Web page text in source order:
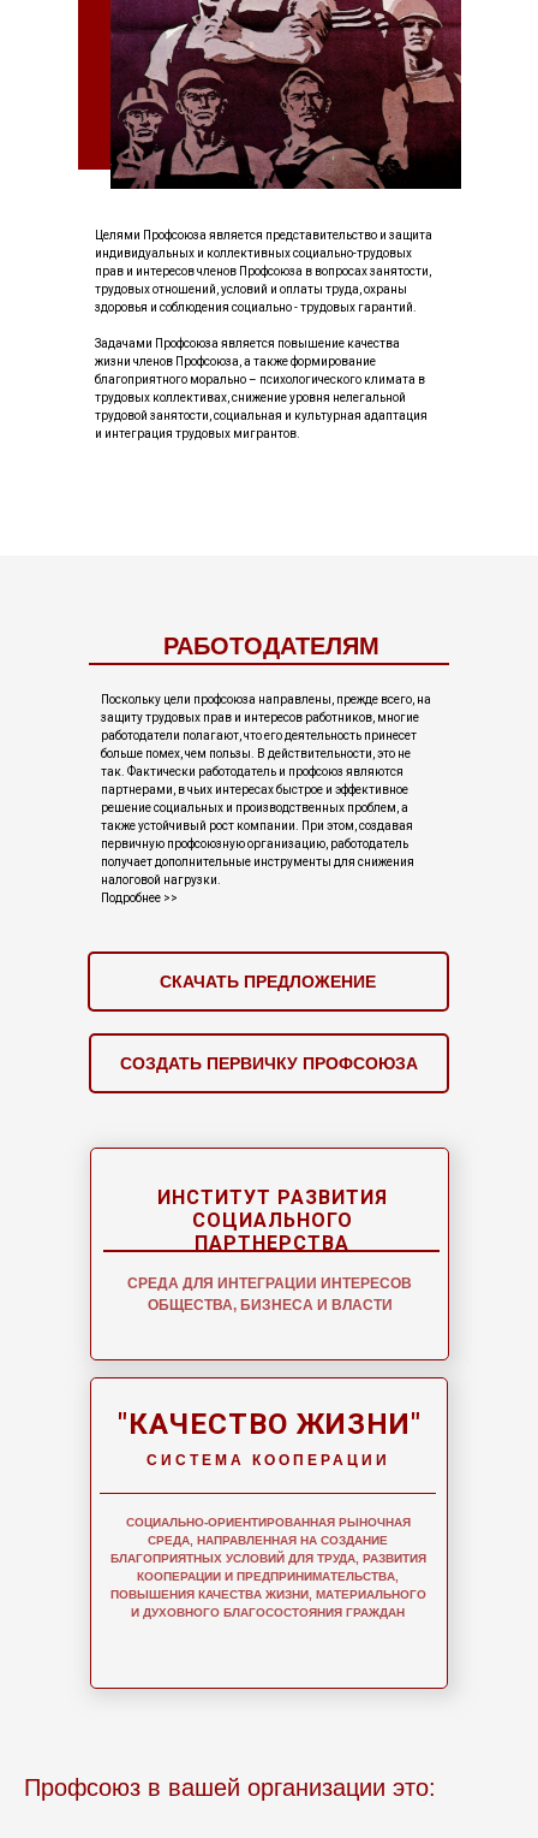
Целями Профсоюза является представительство и защита
индивидуальных и коллективных социально-трудовых
прав и интересов членов Профсоюза в вопросах занятости,
трудовых отношений, условий и оплаты труда, охраны
здоровья и соблюдения социально - трудовых гарантий.
Задачами Профсоюза является повышение качества
жизни членов Профсоюза, а также формирование
благоприятного морально – психологического климата в
трудовых коллективах, снижение уровня нелегальной
трудовой занятости, социальная и культурная адаптация
и интеграция трудовых мигрантов.
СИСТЕМА КООПЕРАЦИИ
"КАЧЕСТВО ЖИЗНИ"
СОЦИАЛЬНО-ОРИЕНТИРОВАННАЯ РЫНОЧНАЯ
СРЕДА, НАПРАВЛЕННАЯ НА СОЗДАНИЕ
БЛАГОПРИЯТНЫХ УСЛОВИЙ ДЛЯ ТРУДА, РАЗВИТИЯ
КООПЕРАЦИИ И ПРЕДПРИНИМАТЕЛЬСТВА,
ПОВЫШЕНИЯ КАЧЕСТВА ЖИЗНИ, МАТЕРИАЛЬНОГО
И ДУХОВНОГО БЛАГОСОСТОЯНИЯ ГРАЖДАН
ИНСТИТУТ РАЗВИТИЯ
СОЦИАЛЬНОГО
ПАРТНЕРСТВА
СРЕДА ДЛЯ ИНТЕГРАЦИИ ИНТЕРЕСОВ
ОБЩЕСТВА, БИЗНЕСА И ВЛАСТИ
РАБОТОДАТЕЛЯМ
Поскольку цели профсоюза направлены, прежде всего, на
защиту трудовых прав и интересов работников, многие
работодатели полагают, что его деятельность принесет
больше помех, чем пользы. В действительности, это не
так. Фактически работодатель и профсоюз являются
партнерами, в чьих интересах быстрое и эффективное
решение социальных и производственных проблем, а
также устойчивый рост компании. При этом, создавая
первичную профсоюзную организацию, работодатель
получает дополнительные инструменты для снижения
налоговой нагрузки.
Подробнее >>
СОЗДАТЬ ПЕРВИЧКУ ПРОФСОЮЗА
СКАЧАТЬ ПРЕДЛОЖЕНИЕ
Профсоюз в вашей организации это: